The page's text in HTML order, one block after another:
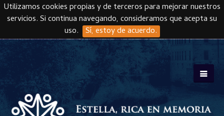
Utilizamos cookies propias y de terceros para mejorar nuestros
servicios. Si continua navegando, consideramos que acepta su
uso. Sí, estoy de acuerdo.
Skip to main content